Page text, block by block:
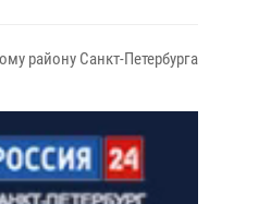
району Санкт-Петербурга